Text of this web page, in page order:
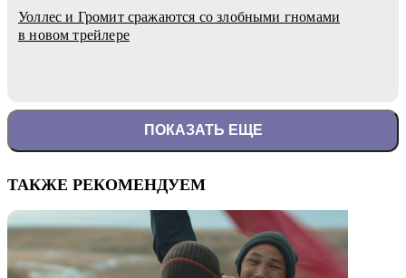
Уоллес и Громит сражаются со злобными гномами
в новом трейлере
ПОКАЗАТЬ ЕЩЕ
ТАКЖЕ РЕКОМЕНДУЕМ